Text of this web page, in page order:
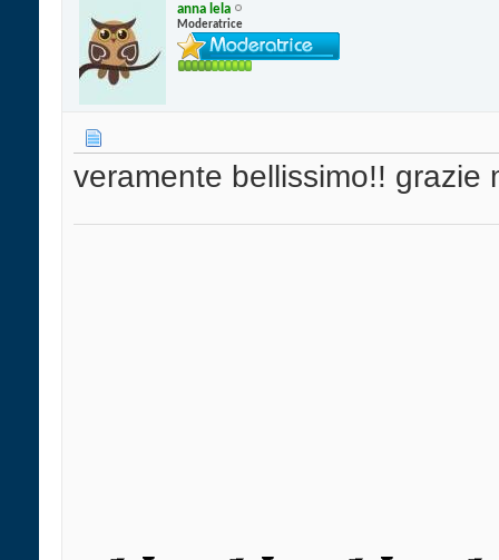
anna lela
Moderatrice
veramente bellissimo!! grazie